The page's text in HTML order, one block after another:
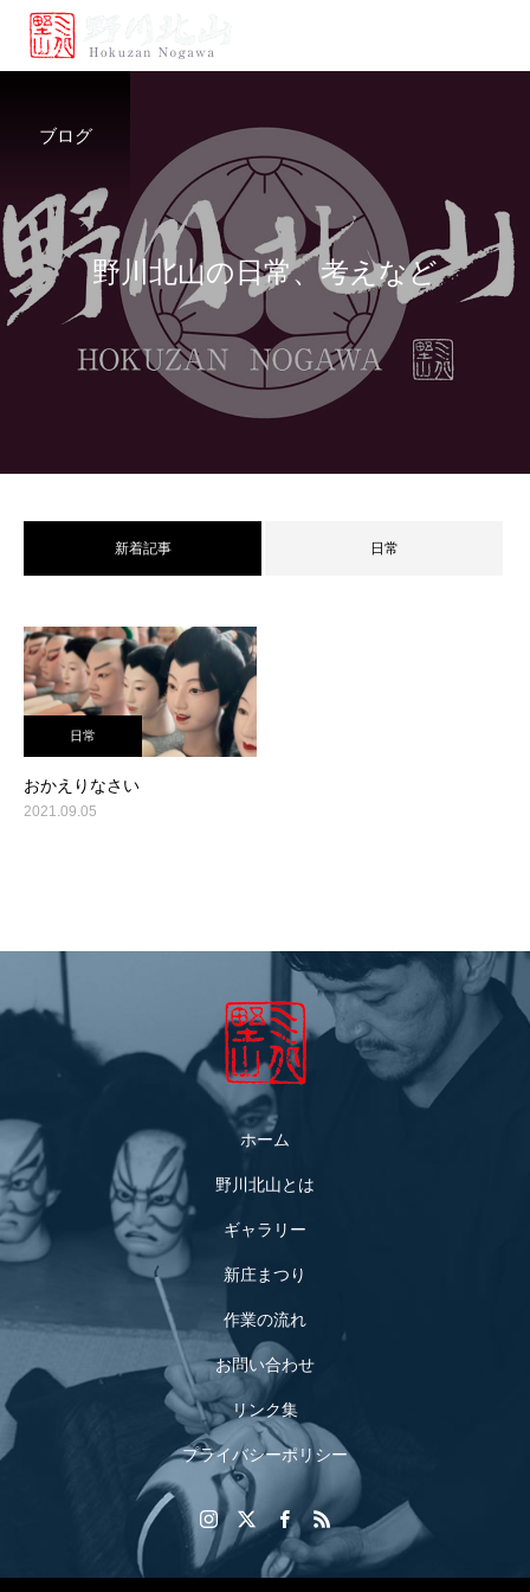
ブログ
野川北山の 日常、考えなど
新着記事 日常
日常
おかえりなさい
2021.09.05
ホーム
野川北山とは
ギャラリー
新庄まつり
作業の流れ
お問い合わせ
リンク集
プライバシーポリシー